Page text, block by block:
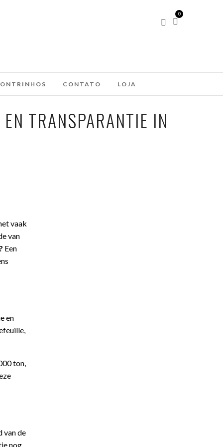
0
CONTATO LOJA
TRANSPARANTIE IN
vaak
van
Een
en
ton,
van de
nog